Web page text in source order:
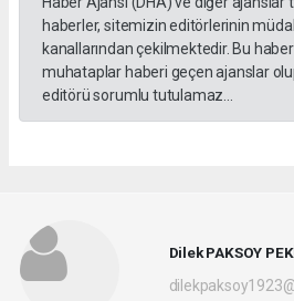
haberler, sitemizin editörlerinin
kanallarından çekilmektedir. Bu
muhataplar haberi geçen ajanslar
editörü sorumlu tutulamaz...
Dilek PAKSOY